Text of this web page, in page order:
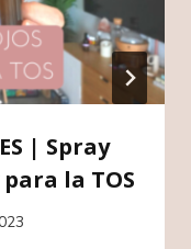
| Spray
para la TOS